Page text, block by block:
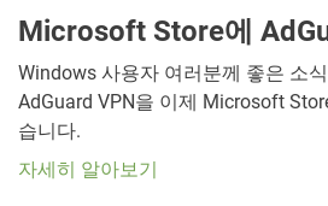
Microsoft Store에
Windows 사용자 여러분께 좋은 소
AdGuard VPN을 이제 Microsoft
습니다.
자세히 알아보기